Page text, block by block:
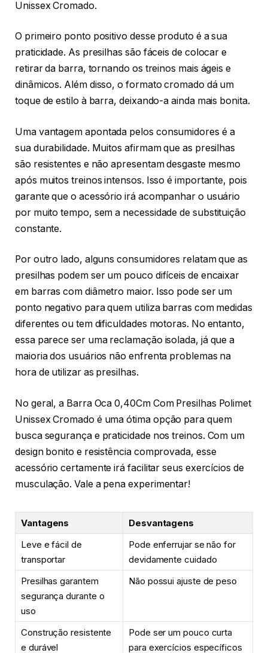
Unissex Cromado.
O primeiro ponto positivo desse produto é a sua
praticidade. As presilhas são fáceis de colocar e
retirar da barra, tornando os treinos mais ágeis e
dinâmicos. Além disso, o formato cromado dá um
toque de estilo à barra, deixando-a ainda mais bonita.
Uma vantagem apontada pelos consumidores é a
sua durabilidade. Muitos afirmam que as presilhas
são resistentes e não apresentam desgaste mesmo
após muitos treinos intensos. Isso é importante, pois
garante que o acessório irá acompanhar o usuário
por muito tempo, sem a necessidade de substituição
constante.
Por outro lado, alguns consumidores relatam que as
presilhas podem ser um pouco difíceis de encaixar
em barras com diâmetro maior. Isso pode ser um
ponto negativo para quem utiliza barras com medidas
diferentes ou tem dificuldades motoras. No entanto,
essa parece ser uma reclamação isolada, já que a
maioria dos usuários não enfrenta problemas na
hora de utilizar as presilhas.
No geral, a Barra Oca 0,40Cm Com Presilhas Polimet
Unissex Cromado é uma ótima opção para quem
busca segurança e praticidade nos treinos. Com um
design bonito e resistência comprovada, esse
acessório certamente irá facilitar seus exercícios de
musculação. Vale a pena experimentar!
Vantagens
Desvantagens
Leve e fácil de
transportar
Pode enferrujar se não for
devidamente cuidado
Presilhas garantem
segurança durante o
uso
Não possui ajuste de peso
Construção resistente
e durável
Pode ser um pouco curta
para exercícios específicos